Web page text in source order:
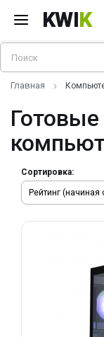
KWIK
Главная
Сортировка: